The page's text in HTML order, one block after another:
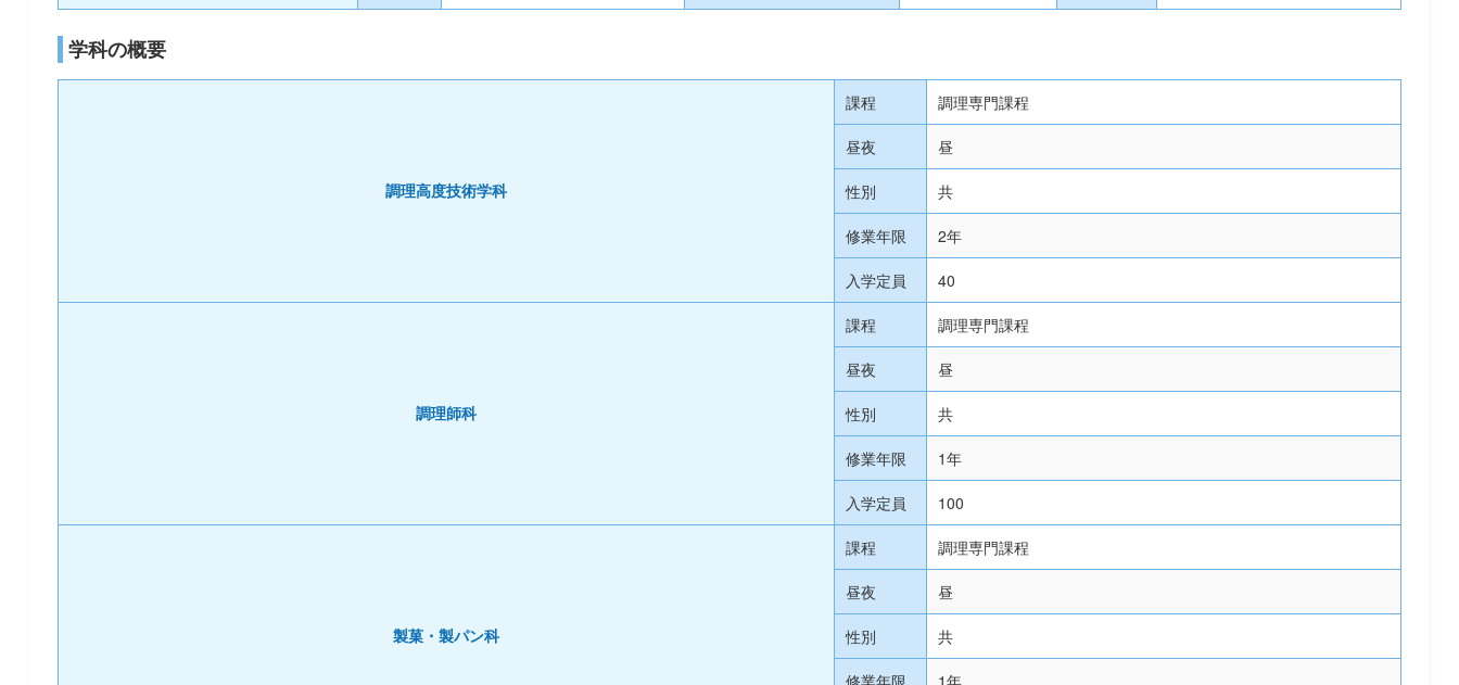
学科の概要
調理高度技術学科
課程 調理専門課程
昼夜 昼
性別 共
修業年限 2年
入学定員 40
調理師科
課程 調理専門課程
昼夜 昼
性別 共
修業年限 1年
入学定員 100
製菓・製パン科
課程 調理専門課程
昼夜 昼
性別 共